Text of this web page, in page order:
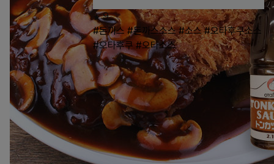
9
#돈까스 #돈까스소스 #소스 #오타후쿠소스
#오타후쿠 #오타소스